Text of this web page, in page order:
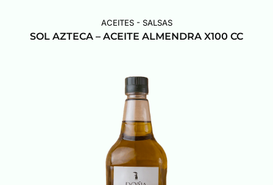
ACEITES - SALSAS
SOL AZTECA – ACEITE ALMENDRA X100 CC